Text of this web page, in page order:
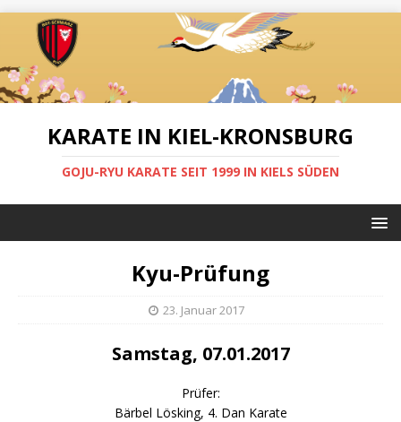
KARATE IN KIEL-KRONSBURG
GOJU-RYU KARATE SEIT 1999 IN KIELS SÜDEN
Kyu-Prüfung
23. Januar 2017
Samstag, 07.01.2017
Prüfer:
Bärbel Lösking, 4. Dan Karate